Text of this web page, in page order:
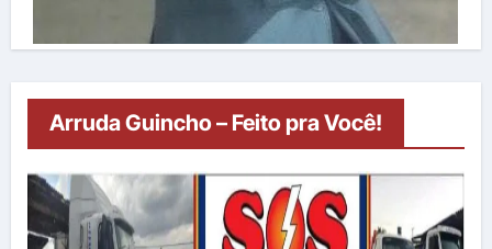
Arruda Guincho – Feito pra Você!